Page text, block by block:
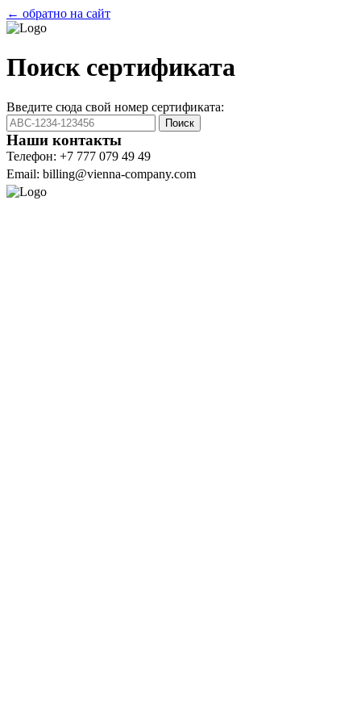
← обратно на сайт
Поиск сертификата
Введите сюда свой номер сертификата:
Поиск
Наши контакты
Телефон: +7 777 079 49 49
Email: billing@vienna-company.com